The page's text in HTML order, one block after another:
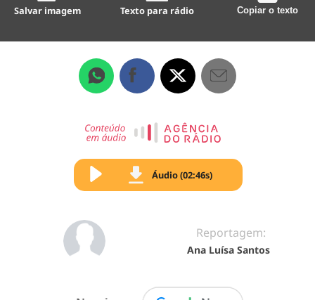
Salvar imagem Texto para rádio Copiar o texto
Áudio (02:46s)
Reportagem:
Ana Luísa Santos